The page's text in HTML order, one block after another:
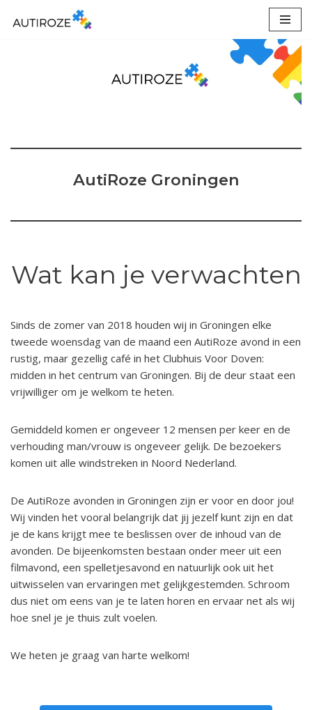
AutiRoze Groningen
Wat kan je verwachten
Sinds de zomer van 2018 houden wij in Groningen elke
tweede woensdag van de maand een AutiRoze avond in een
rustig, maar gezellig café in het Clubhuis Voor Doven:
midden in het centrum van Groningen. Bij de deur staat een
vrijwilliger om je welkom te heten.
Gemiddeld komen er ongeveer 12 mensen per keer en de
verhouding man/vrouw is ongeveer gelijk. De bezoekers
komen uit alle windstreken in Noord Nederland.
De AutiRoze avonden in Groningen zijn er voor en door jou!
Wij vinden het vooral belangrijk dat jij jezelf kunt zijn en dat
je de kans krijgt mee te beslissen over de inhoud van de
avonden. De bijeenkomsten bestaan onder meer uit een
filmavond, een spelletjesavond en natuurlijk ook uit het
uitwisselen van ervaringen met gelijkgestemden. Schroom
dus niet om eens van je te laten horen en ervaar net als wij
hoe snel je je thuis zult voelen.
We heten je graag van harte welkom!